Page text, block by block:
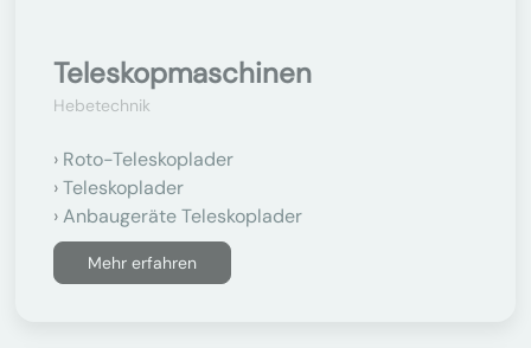
Teleskopmaschinen
Hebetechnik
Roto-Teleskoplader
Teleskoplader
Anbaugeräte Teleskoplader
Mehr erfahren